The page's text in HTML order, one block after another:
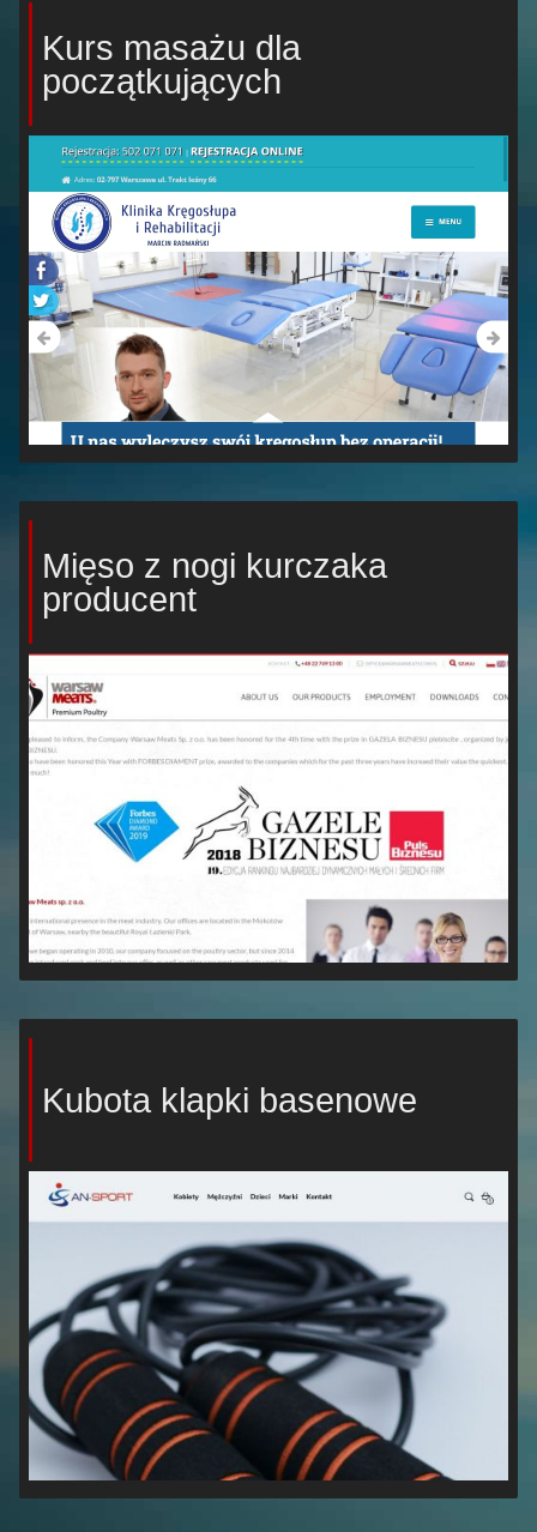
Kurs masażu dla
początkujących
Mięso z nogi kurczaka
producent
Kubota klapki basenowe